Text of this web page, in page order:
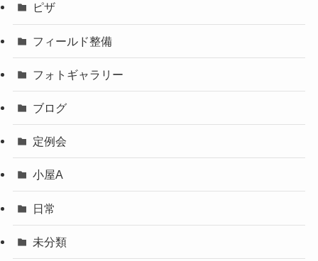
ピザ
フィールド整備
フォトギャラリー
ブログ
定例会
小屋A
日常
未分類